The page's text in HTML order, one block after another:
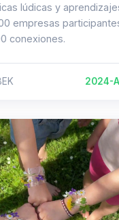
lúdicas y
empresas
conexiones.
2024-